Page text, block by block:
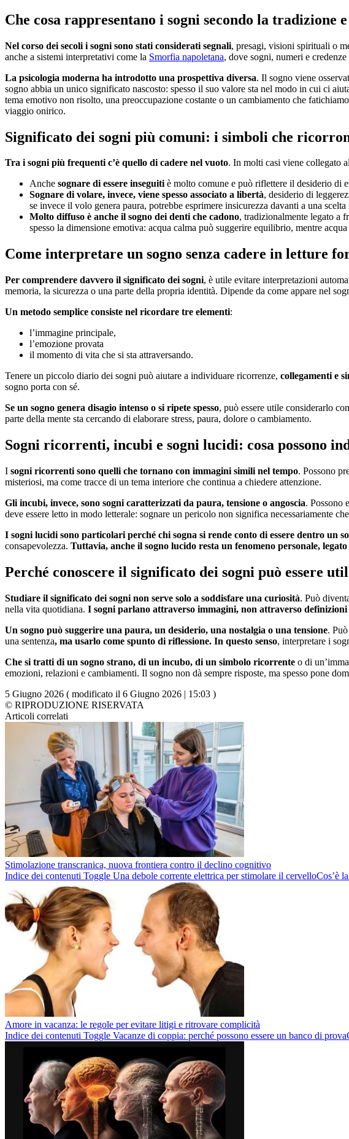
Che cosa rappresentano i sogni secondo la tradizione
Nel corso dei secoli i sogni sono stati considerati segnali, presagi, visioni spirituali o
anche a sistemi interpretativi come la Smorfia napoletana, dove sogni, numeri e
La psicologia moderna ha introdotto una prospettiva diversa. Il sogno viene
sogno abbia un unico significato nascosto: spesso il suo valore sta nel modo in cui ci
tema emotivo non risolto, una preoccupazione costante o un cambiamento che
viaggio onirico.
Significato dei sogni più comuni: i simboli che
Tra i sogni più frequenti c’è quello di cadere nel vuoto. In molti casi viene collegato
Anche sognare di essere inseguitiè molto comune e può riflettere il desiderio di
Sognare di volare, invece, viene spesso associato a libertà, desiderio di
se invece il volo genera paura, potrebbe esprimere insicurezza davanti a una scelta
Molto diffuso è anche il sogno dei denti che cadono, tradizionalmente legato a
spesso la dimensione emotiva: acqua calma può suggerire equilibrio, mentre
Come interpretare un sogno senza cadere in letture
Per comprendere davvero il significato dei sogni, è utile evitare interpretazioni
memoria, la sicurezza o una parte della propria identità. Dipende da come appare nel
Un metodo semplice consiste nel ricordare tre elementi:
l’immagine principale,
l’emozione provata
il momento di vita che si sta attraversando.
Tenere un piccolo diario dei sogni può aiutare a individuare ricorrenze, collegamenti e
sogno porta con sé.
Se un sogno genera disagio intenso o si ripete spesso, può essere utile considerarlo
parte della mente sta cercando di elaborare stress, paura, dolore o cambiamento.
Sogni ricorrenti, incubi e sogni lucidi: cosa possono
I sogni ricorrenti sono quelli che tornano con immagini simili nel tempo. Possono
misteriosi, ma come tracce di un tema interiore che continua a chiedere attenzione.
Gli incubi, invece, sono sogni caratterizzati da paura, tensione o angoscia. Possono
deve essere letto in modo letterale: sognare un pericolo non significa necessariamente
I sogni lucidi sono particolari perché chi sogna si rende conto di essere dentro un
consapevolezza. Tuttavia, anche il sogno lucido resta un fenomeno personale,
Perché conoscere il significato dei sogni può essere
Studiare il significato dei sogni non serve solo a soddisfare una curiosità. Può
nella vita quotidiana. I sogni parlano attraverso immagini, non attraverso definizioni
Un sogno può suggerire una paura, un desiderio, una nostalgia o una tensione.
una sentenza, ma usarlo come spunto di riflessione. In questo senso, interpretare i
Che si tratti di un sogno strano, di un incubo, di un simbolo ricorrente o di
emozioni, relazioni e cambiamenti. Il sogno non dà sempre risposte, ma spesso pone
5 Giugno 2026 ( modificato il 6 Giugno 2026 | 15:03 )
© RIPRODUZIONE RISERVATA
Articoli correlati
Stimolazione transcranica, nuova frontiera contro il declino cognitivo
Indice dei contenuti Toggle Una debole corrente elettrica per stimolare il cervelloCos’è
Amore in vacanza: le regole per evitare litigi e ritrovare complicità
Indice dei contenuti Toggle Vacanze di coppia: perché possono essere un banco di